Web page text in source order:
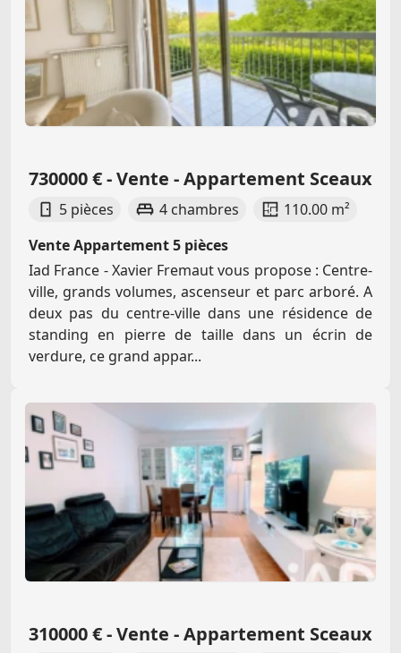
730000 € - Vente - Appartement Sceaux
5 pièces 4 chambres
110.00 m²
Vente Appartement 5 pièces
Iad France - Xavier Fremaut vous propose : Centre-
ville, grands volumes, ascenseur et parc arboré. A
deux pas du centre-ville dans une résidence de
standing en pierre de taille dans un écrin de
verdure, ce grand appar...
310000 € - Vente - Appartement Sceaux